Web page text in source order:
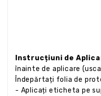
Instrucțiuni de
înainte de aplicare
Îndepărtați folia de
- Aplicați eticheta pe